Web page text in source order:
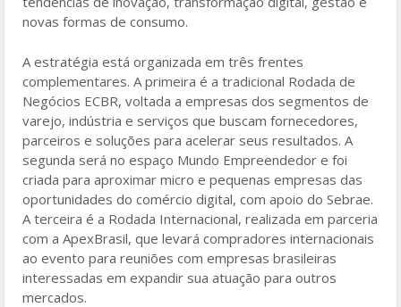
novas formas de consumo.
A estratégia está organizada em três frentes
complementares. A primeira é a tradicional Rodada de
Negócios ECBR, voltada a empresas dos segmentos de
varejo, indústria e serviços que buscam fornecedores,
parceiros e soluções para acelerar seus resultados. A
segunda será no espaço Mundo Empreendedor e foi
criada para aproximar micro e pequenas empresas das
oportunidades do comércio digital, com apoio do Sebrae.
A terceira é a Rodada Internacional, realizada em parceria
com a ApexBrasil, que levará compradores internacionais
ao evento para reuniões com empresas brasileiras
interessadas em expandir sua atuação para outros
mercados.